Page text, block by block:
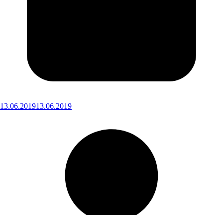
13.06.201913.06.2019